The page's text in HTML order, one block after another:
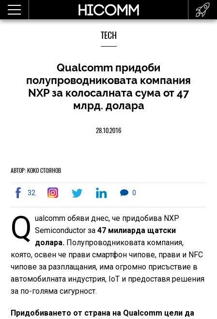
TECH
Qualcomm придоби
полупроводниковата компания
NXP за колосалната сума от 47
млрд. долара
28.10.2016
АВТОР: КОКО СТОЯНОВ
32 0
Q ualcomm обяви днес, че придобива NXP
Semiconductor за47 милиарда щатски
долара. Полупроводниковата компания,
която, освен че прави смартфон чипове, прави и NFC
чипове за разплащания, има огромно присъствие в
автомобилната индустрия, IoT и предоставя решения
за по-голяма сигурност.
Придобиването от страна на Qualcomm цели да